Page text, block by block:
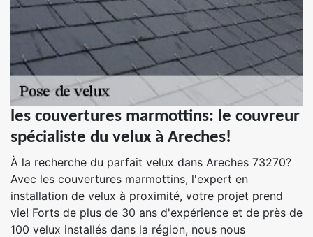
les couvertures marmottins: le couvreur
spécialiste du velux à Areches!
À la recherche du parfait velux dans Areches 73270?
Avec les couvertures marmottins, l'expert en
installation de velux à proximité, votre projet prend
vie! Forts de plus de 30 ans d'expérience et de près de
100 velux installés dans la région, nous nous